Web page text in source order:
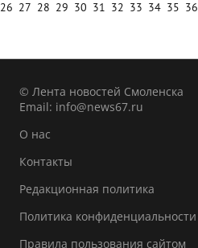
26 27 28 29 30 31 32 33 34 35 36
© Лента новостей Смоленска
Email: info@news67.ru
О нас
Контакты
Редакционная политика
Политика конфиденциальности
Правила пользования сайтом